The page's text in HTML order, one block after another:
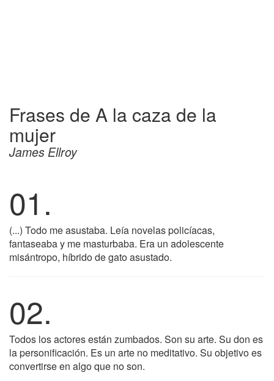
Frases de A la caza de la
mujer
James Ellroy
01.
(...) Todo me asustaba. Leía novelas policíacas,
fantaseaba y me masturbaba. Era un adolescente
misántropo, híbrido de gato asustado.
02.
Todos los actores están zumbados. Son su arte. Su don es
la personificación. Es un arte no meditativo. Su objetivo es
convertirse en algo que no son.